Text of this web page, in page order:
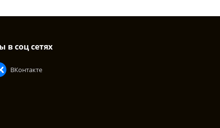
в соц сетях
ВКонтакте